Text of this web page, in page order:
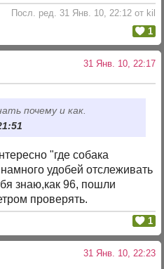
Посл. ред. 31 Янв. 10, 22:12 от kil
1
31 Янв. 10, 22:17
почему и как.
"где собака
удобей отслеживать
знаю,как 96, пошли
проверять.
1
31 Янв. 10, 22:23